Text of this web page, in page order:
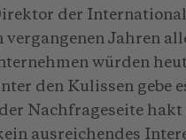
der
Jahren
würden
den Kulissen gebe
Nachfrageseite
ausreichendes